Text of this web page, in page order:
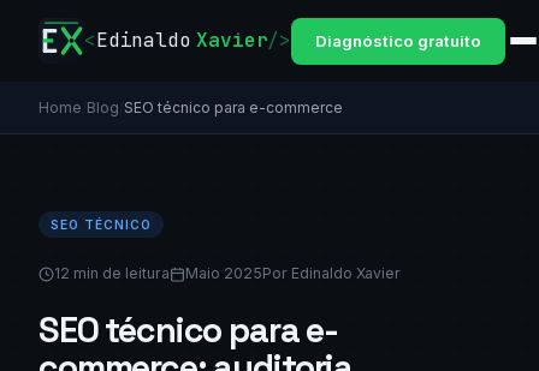
<Edinaldo Xavier/> Diagnóstico gratuito
Home Blog SEO técnico para e-commerce
SEO TÉCNICO
12 min de leitura Maio 2025Por Edinaldo Xavier
SEO técnico para e-